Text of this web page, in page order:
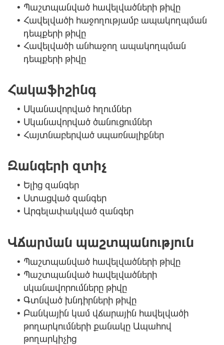
• Պաշտպանված հավելվածների թիվը
• Հավելվածի հաջողությամբ ապակողպման
դեպքերի թիվը
• Հավելվածի անհաջող ապակողպման
դեպքերի թիվը
Հակաֆիշինգ
• Սկանավորված հղումներ
• Սկանավորված ծանուցումներ
• Հայտնաբերված սպառնալիքներ
Զանգերի զտիչ
• Ելից զանգեր
• Ստացված զանգեր
• Արգելափակված զանգեր
Վճարման պաշտպանություն
• Պաշտպանված հավելվածների թիվը
• Պաշտպանված հավելվածների
սկանավորումները թիվը
• Գտնված խնդիրների թիվը
• Բանկային կամ վճարային հավելվածի
թողարկումների քանակը Ապահով
թողարկիչից